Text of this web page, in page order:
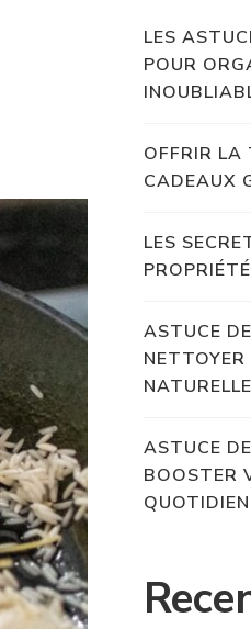
LES
POUR
OFFRIR LA
CADEAUX
LES
ASTUCE
ASTUCE
BOOSTER